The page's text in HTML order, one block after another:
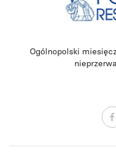
Ogólnopolski